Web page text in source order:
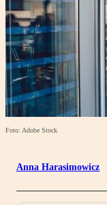
Foto: Adobe Stock
Anna Harasimowicz